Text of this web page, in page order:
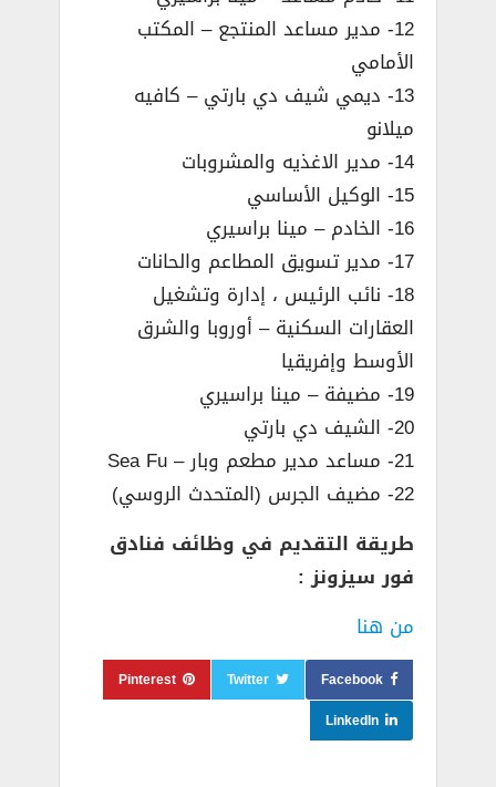
12- مدير مساعد المنتجع – المكتب
الأمامي
13- ديمي شيف دي بارتي – كافيه
ميلانو
14- مدير الاغذيه والمشروبات
15- الوكيل الأساسي
16- الخادم – مينا براسيري
17- مدير تسويق المطاعم والحانات
18- نائب الرئيس ، إدارة وتشغيل
العقارات السكنية – أوروبا والشرق
الأوسط وإفريقيا
19- مضيفة – مينا براسيري
20- الشيف دي بارتي
21- مساعد مدير مطعم وبار – Sea Fu
22- مضيف الجرس (المتحدث الروسي)
طريقة التقديم في وظائف فنادق
فور سيزونز :
من هنا
Facebook
Twitter
Pinterest
LinkedIn